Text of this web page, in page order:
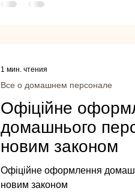
Офіційне
домашнього
новим законом
Офіційне оформлення
новим законом
Все о домашнем персонале
1 мин. чтения